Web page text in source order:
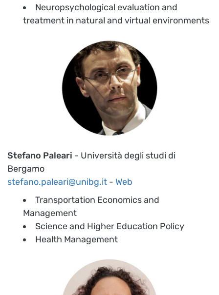
Neuropsychological evaluation and
treatment in natural and virtual environments
Stefano Paleari - Università degli studi di
Bergamo
stefano.paleari@unibg.it - Web
Transportation Economics and
Management
Science and Higher Education Policy
Health Management